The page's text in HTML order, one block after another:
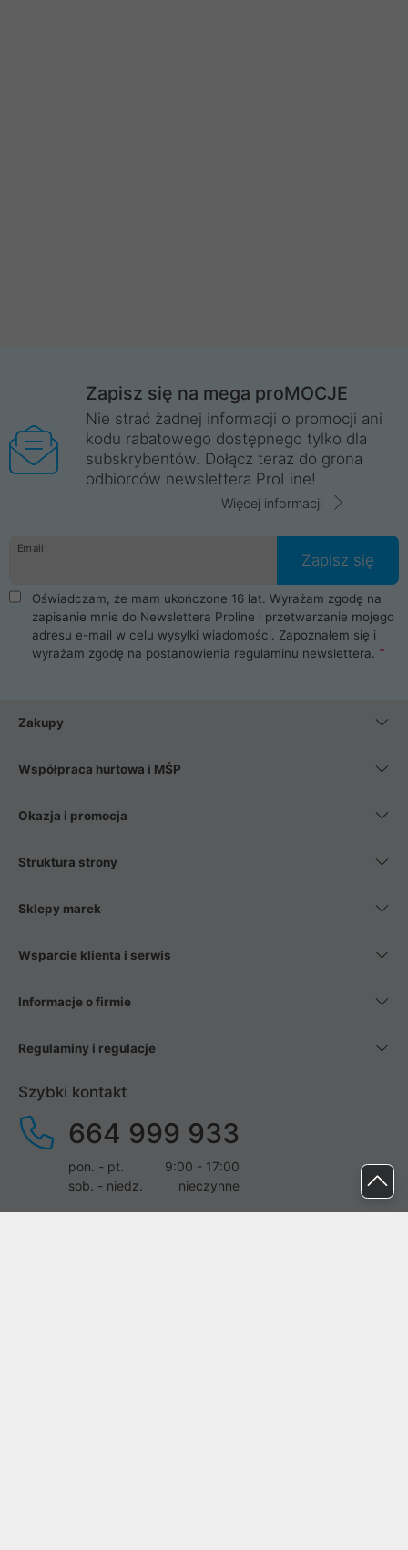
Zapisz się na mega proMOCJE
Nie strać żadnej informacji o promocji ani
kodu rabatowego dostępnego tylko dla
subskrybentów. Dołącz teraz do grona
odbiorców newslettera ProLine!
Więcej informacji
Email
Zapisz się
Oświadczam, że mam ukończone 16 lat. Wyrażam zgodę na
zapisanie mnie do Newslettera Proline i przetwarzanie mojego
adresu e-mail w celu wysyłki wiadomości. Zapoznałem się i
wyrażam zgodę na postanowienia regulaminu newslettera.
Zakupy
Współpraca hurtowa i MŚP
Okazja i promocja
Struktura strony
Sklepy marek
Wsparcie klienta i serwis
Informacje o firmie
Regulaminy i regulacje
Szybki kontakt
664 999 933
pon. - pt.
9:00 - 17:00
sob. - niedz.
nieczynne